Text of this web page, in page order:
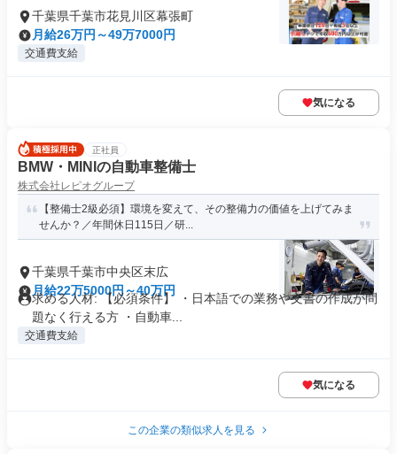
千葉県千葉市花見川区幕張町
月給26万円～49万7000円
交通費支給
気になる
正社員
BMW・MINIの自動車整備士
株式会社レピオグループ
【整備士2級必須】環境を変えて、その整備力の価値を上げてみま
せんか？／年間休日115日／研...
千葉県千葉市中央区末広
月給22万5000円～40万円
求める人材: 【必須条件】 ・日本語での業務や文書の作成が問
題なく行える方 ・自動車...
交通費支給
気になる
この企業の類似求人を見る